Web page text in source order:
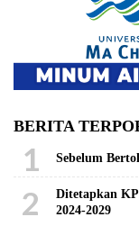
BERITA
1 Sebelum
2
Ditetapkan
2024-2029